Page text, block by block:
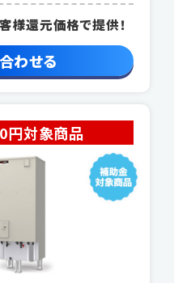
様還元価格で提供！
わせる
対象商品